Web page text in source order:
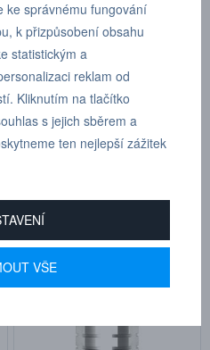
ke správnému fungování
k přizpůsobení obsahu
statistickým a
reklam od
Kliknutím na tlačítko
s jejich sběrem a
ten nejlepší zážitek
VŠE